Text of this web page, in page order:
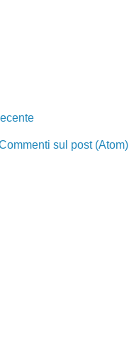
sul post (Atom)